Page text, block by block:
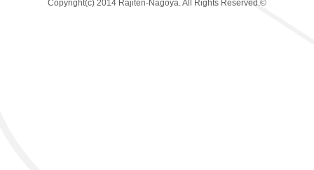
Copyright(c) 2014 Rajiten-Nagoya. All Rights Reserved.©